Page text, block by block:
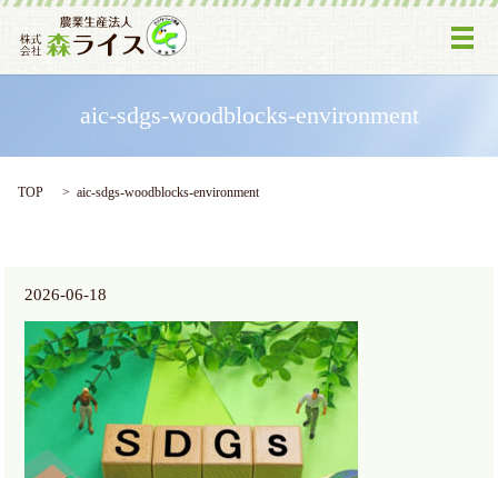
メ
aic-sdgs-woodblocks-environment
TOP aic-sdgs-woodblocks-environment
2026-06-18